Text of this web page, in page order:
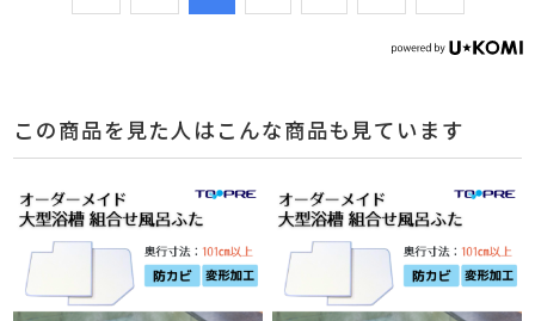
この商品を見た人はこんな商品も見ています